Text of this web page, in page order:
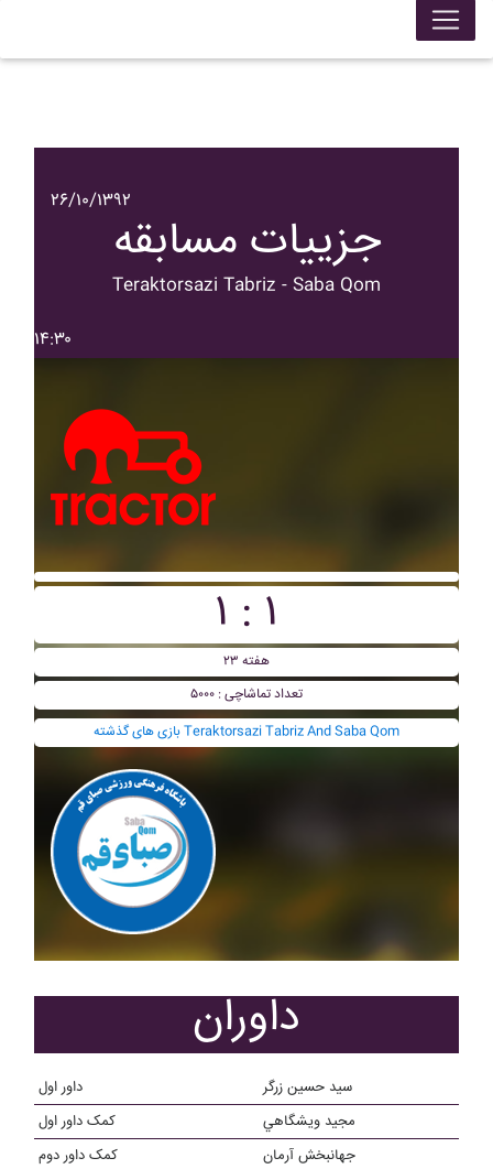
۲۶/۱۰/۱۳۹۲
جزییات مسابقه
Teraktorsazi Tabriz - Saba Qom
۱۴:۳۰
۱ : ۱
هفته ۲۳
تعداد تماشاچی : ۵۰۰۰
بازی های گذشته Teraktorsazi Tabriz And Saba Qom
داوران
داور اول
سید حسین زرگر
کمک داور اول
مجيد ويشگاهي
کمک داور دوم
جهانبخش آرمان